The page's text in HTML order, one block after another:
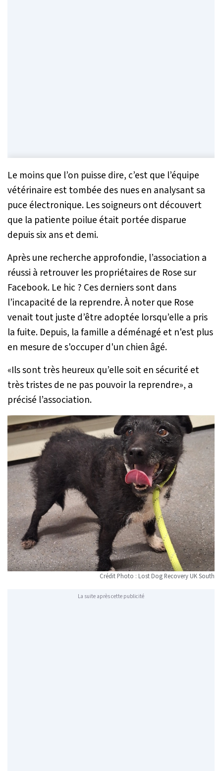
Le moins que l’on puisse dire, c’est que l’équipe
vétérinaire est tombée des nues en analysant sa
puce électronique. Les soigneurs ont découvert
que la patiente poilue était portée disparue
depuis six ans et demi.
Après une recherche approfondie, l’association a
réussi à retrouver les propriétaires de Rose sur
Facebook. Le hic ? Ces derniers sont dans
l’incapacité de la reprendre. À noter que Rose
venait tout juste d’être adoptée lorsqu’elle a pris
la fuite. Depuis, la famille a déménagé et n'est plus
en mesure de s'occuper d'un chien âgé.
«Ils sont très heureux qu’elle soit en sécurité et
très tristes de ne pas pouvoir la reprendre», a
précisé l’association.
Crédit Photo : Lost Dog Recovery UK South
La suite après cette publicité